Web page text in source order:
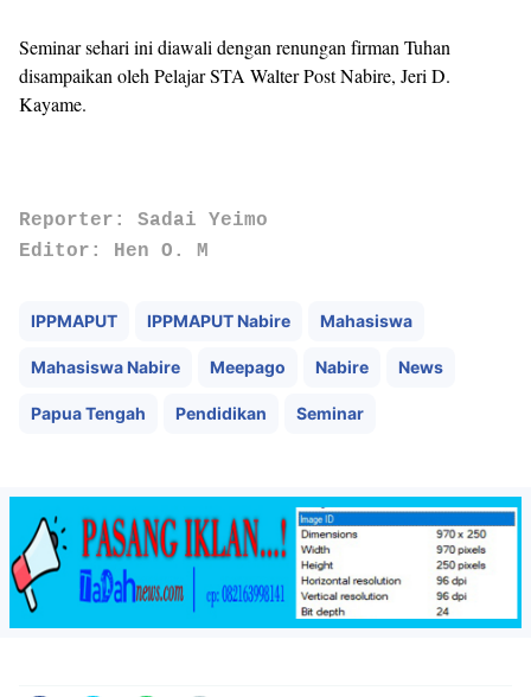
Seminar sehari ini diawali dengan renungan firman Tuhan
disampaikan oleh Pelajar STA Walter Post Nabire, Jeri D.
Kayame.
Reporter: Sadai Yeimo
Editor: Hen O. M
IPPMAPUT IPPMAPUT Nabire Mahasiswa
Mahasiswa Nabire Meepago Nabire News
Papua Tengah Pendidikan Seminar